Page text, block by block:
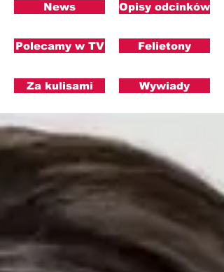
News
Polecamy w TV
Za kulisami
Opisy odcinków
Felietony
Wywiady